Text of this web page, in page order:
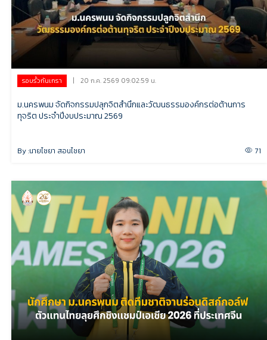
รอบรั้วกันเกรา | 20 ก.ค. 2569 09:02:59 น.
ม.นครพนม จัดกิจกรรมปลุกจิตสำนึกและวัฒนธรรมองค์กรต่อต้านการ
ทุจริต ประจำปีงบประมาณ 2569
By :นายไชยา สอนไชยา 71